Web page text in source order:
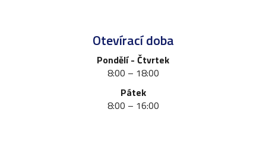
Otevírací doba
Pondělí - Čtvrtek
8:00 – 18:00
Pátek
8:00 – 16:00